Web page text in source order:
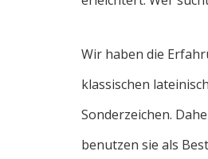
Wir haben die
klassischen
Sonderzeichen.
benutzen sie als